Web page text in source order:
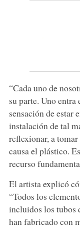
“Cada uno de
su parte. Uno entra
sensación de estar
instalación de tal
reflexionar, a
causa el plástico.
recurso
El artista explicó
“Todos los
incluidos los tubos
han fabricado con